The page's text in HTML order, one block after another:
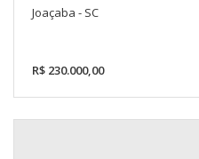
Joaçaba - SC
R$ 230.000,00